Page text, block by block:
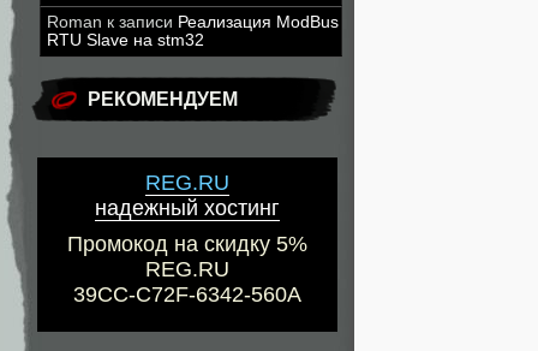
Roman к записи Реализация ModBus
RTU Slave на stm32
РЕКОМЕНДУЕМ
REG.RU
надежный хостинг
Промокод на скидку 5%
REG.RU
39CC-C72F-6342-560A